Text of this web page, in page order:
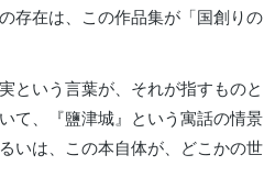
存在は、この作品集が「国創りの
という言葉が、それが指すものと
て、『鹽津城』という寓話の情景
いは、この本自体が、どこかの世